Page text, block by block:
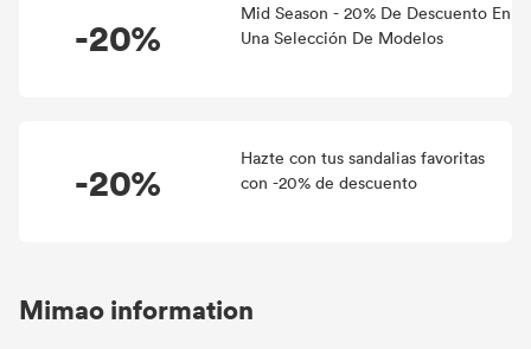
-20%
Mid Season - 20% De Descuento En
Una Selección De Modelos
-20%
Hazte con tus sandalias favoritas
con -20% de descuento
Mimao information